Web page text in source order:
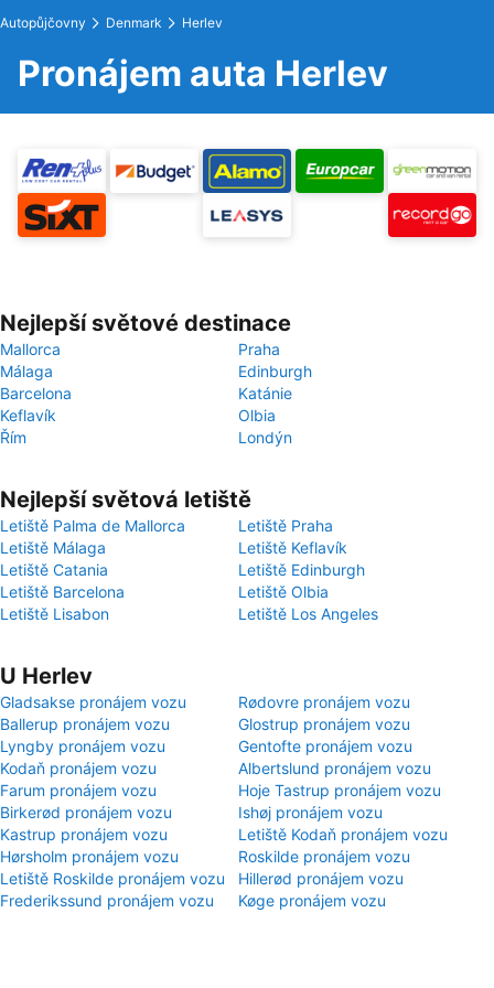
Autopůjčovny Denmark Herlev
Pronájem auta Herlev
Nejlepší světové destinace
Mallorca
Praha
Málaga
Edinburgh
Barcelona
Katánie
Keflavík
Olbia
Řím
Londýn
Nejlepší světová letiště
Letiště Palma de Mallorca
Letiště Praha
Letiště Málaga
Letiště Keflavík
Letiště Catania
Letiště Edinburgh
Letiště Barcelona
Letiště Olbia
Letiště Lisabon
Letiště Los Angeles
U Herlev
Gladsakse pronájem vozu
Rødovre pronájem vozu
Ballerup pronájem vozu
Glostrup pronájem vozu
Lyngby pronájem vozu
Gentofte pronájem vozu
Kodaň pronájem vozu
Albertslund pronájem vozu
Farum pronájem vozu
Hoje Tastrup pronájem vozu
Birkerød pronájem vozu
Ishøj pronájem vozu
Kastrup pronájem vozu
Letiště Kodaň pronájem vozu
Hørsholm pronájem vozu
Roskilde pronájem vozu
Letiště Roskilde pronájem vozu
Hillerød pronájem vozu
Frederikssund pronájem vozu
Køge pronájem vozu